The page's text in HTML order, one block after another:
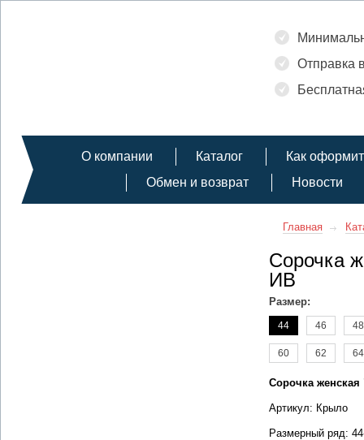
Отправка
О компании Каталог
Как
Обмен и возврат
Новости
Главная
Сорочка
ИВ
Размер:
44 46 48
60 62 64
Сорочка
Артикул: Крыло
Размерный ряд: